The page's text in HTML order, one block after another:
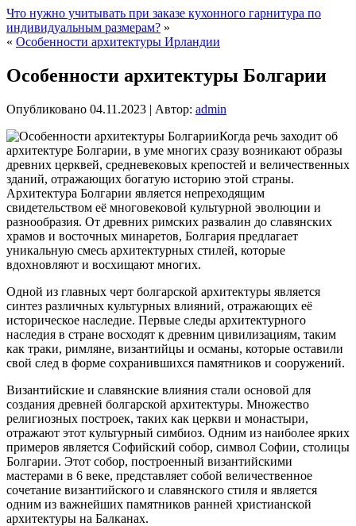
Что нужно учитывать при заказе кухонного гарнитура по
индивидуальным размерам? »
« Особенности архитектуры Ирландии
Особенности архитектуры Болгарии
Опубликовано 04.11.2023 | Автор: admin
Когда речь заходит об
архитектуре Болгарии, в уме многих сразу возникают образы
древних церквей, средневековых крепостей и величественных
зданий, отражающих богатую историю этой страны.
Архитектура Болгарии является непреходящим
свидетельством её многовековой культурной эволюции и
разнообразия. От древних римских развалин до славянских
храмов и восточных минаретов, Болгария предлагает
уникальную смесь архитектурных стилей, которые
вдохновляют и восхищают многих.
Одной из главных черт болгарской архитектуры является
синтез различных культурных влияний, отражающих её
историческое наследие. Первые следы архитектурного
наследия в стране восходят к древним цивилизациям, таким
как траки, римляне, византийцы и османы, которые оставили
свой след в форме сохранившихся памятников и сооружений.
Византийские и славянские влияния стали основой для
создания древней болгарской архитектуры. Множество
религиозных построек, таких как церкви и монастыри,
отражают этот культурный симбиоз. Одним из наиболее ярких
примеров является Софийский собор, символ Софии, столицы
Болгарии. Этот собор, построенный византийскими
мастерами в 6 веке, представляет собой величественное
сочетание византийского и славянского стиля и является
одним из важнейших памятников ранней христианской
архитектуры на Балканах.